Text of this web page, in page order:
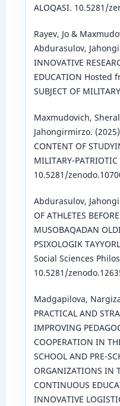
ALOQASI. 10.5281/
Rayev, Jo &
Abdurasulov,
INNOVATIVE
EDUCATION Hosted
SUBJECT OF
Maxmudovich,
Jahongirmirzo.
CONTENT OF
MILITARY-
10.5281/
Abdurasulov,
OF ATHLETES
MUSOBAQADAN
PSIXOLOGIK
Social Sciences
10.5281/
Madgapilova,
PRACTICAL AND
IMPROVING
COOPERATION IN
SCHOOL AND PRE-
ORGANIZATIONS IN
CONTINUOUS
INNOVATIVE